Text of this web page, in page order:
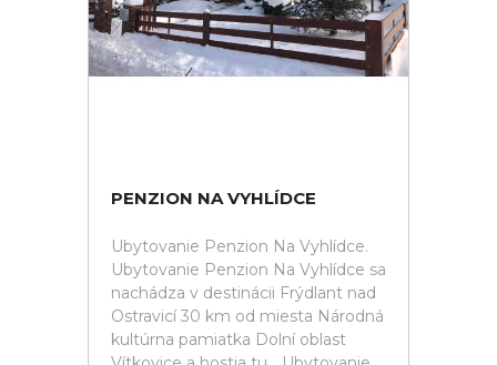
PENZION NA VYHLÍDCE
Ubytovanie Penzion Na Vyhlídce.
Ubytovanie Penzion Na Vyhlídce sa
nachádza v destinácii Frýdlant nad
Ostravicí 30 km od miesta Národná
kultúrna pamiatka Dolní oblast